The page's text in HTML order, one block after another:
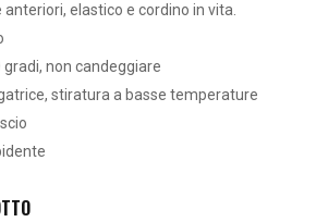
elastico e cordino in vita.
gradi, non candeggiare
stiratura a basse temperature